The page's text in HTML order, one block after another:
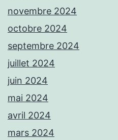
novembre 2024
octobre 2024
septembre 2024
juillet 2024
juin 2024
mai 2024
avril 2024
mars 2024